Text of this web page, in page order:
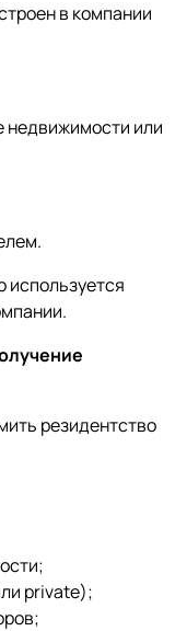
в компании
недвижимости или
используется
резидентство
private);